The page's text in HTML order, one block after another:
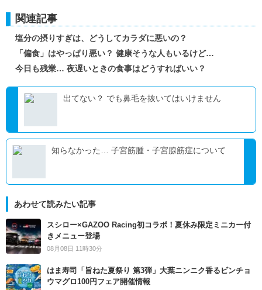
関連記事
塩分の摂りすぎは、どうしてカラダに悪いの？
「偏食」はやっぱり悪い？ 健康そうな人もいるけど…
今日も残業… 夜遅いときの食事はどうすればいい？
出てない？ でも鼻毛を抜いてはいけません
知らなかった… 子宮筋腫・子宮腺筋症について
あわせて読みたい記事
スシロー×GAZOO Racing初コラボ！夏休み限定ミニカー付
きメニュー登場
08月08日 11時30分
はま寿司「旨ねた夏祭り 第3弾」大葉ニンニク香るビンチョ
ウマグロ100円フェア開催情報